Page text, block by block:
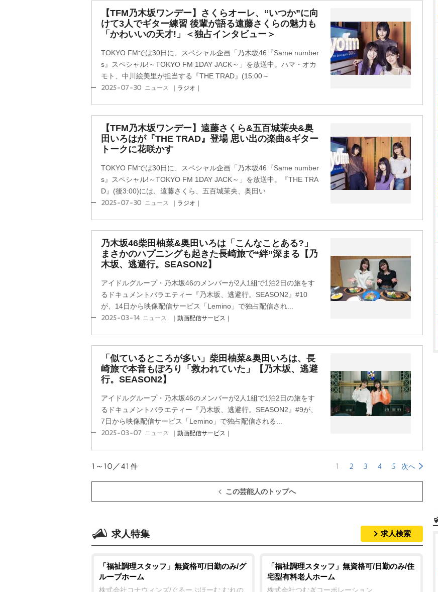
【TFM乃木坂ワンデー】さくらオーレ、“いつか”に向
けて3人でギター練習 後輩が語る遠藤さくらの魅力も
「かわいいの天才!」＜独占インタビュー＞
TOKYO FMでは30日に、スペシャル企画「乃木坂46『Same number
s』スペシャル!～TOKYO FM 1DAY JACK～」を放送中。ハマ・オカ
モト、中川絵美里が担当する『THE TRAD』(15:00～
2025-07-30 ニュース ｜ラジオ｜
【TFM乃木坂ワンデー】遠藤さくら&五百城茉央&奥
田いろはが『THE TRAD』登場 思い出の楽曲&ギター
トークに花咲かす
TOKYO FMでは30日に、スペシャル企画「乃木坂46『Same number
s』スペシャル!～TOKYO FM 1DAY JACK～」を放送中。『THE TRA
D』(後3:00)には、遠藤さくら、五百城茉央、奥田い
2025-07-30 ニュース ｜ラジオ｜
乃木坂46柴田柚菜&奥田いろは「こんなことある?」
まさかのハプニングも起きた長崎旅で“絆”深まる【乃
木坂、逃避行。SEASON2】
アイドルグループ・乃木坂46のメンバーが2人1組で1泊2日の旅をす
るドキュメントバラエティー『乃木坂、逃避行。SEASON2』#10
が、14日から映像配信サービス「Lemino」で独占配信され...
2025-03-14 ニュース ｜動画配信サービス｜
「似ているところが多い」柴田柚菜&奥田いろは、長
崎旅で本音もぽろり「救われていた」【乃木坂、逃避
行。SEASON2】
アイドルグループ・乃木坂46のメンバーが2人1組で1泊2日の旅をす
るドキュメントバラエティー『乃木坂、逃避行。SEASON2』#9が、
7日から映像配信サービス「Lemino」で独占配信される...
2025-03-07 ニュース ｜動画配信サービス｜
1～10／41 件 1 2 3 4 5 次へ
この芸能人のトップへ
求人特集 求人検索
「福祉調理スタッフ」無資格可/日勤のみ/グ
ループホーム
株式会社コナウィンズ/ぐるーぷほーむ むれの
「福祉調理スタッフ」無資格可/日勤のみ/住
宅型有料老人ホーム
株式会社つむぎコーポレーション